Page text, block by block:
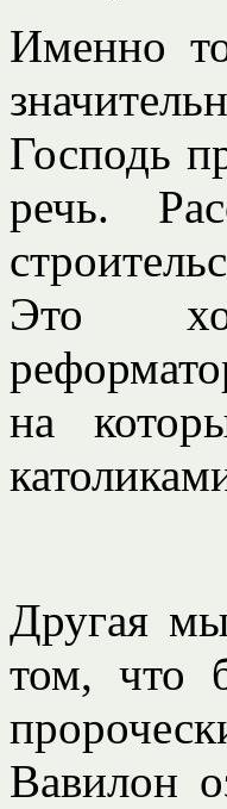
Именно
Господь
речь.
Это
на
Другая
том, что
Вавилон